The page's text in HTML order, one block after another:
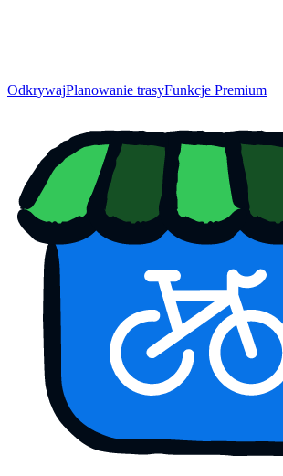
OdkrywajPlanowanie trasyFunkcje Premium